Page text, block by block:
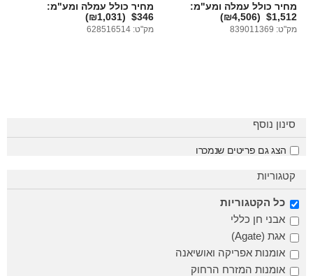
מחיר כולל עמלה ומע"מ:
$1,512
(₪4,506)
מק"ט: 839011369
מחיר כולל עמלה ומע"מ:
$346
(₪1,031)
מק"ט: 628516514
סינון נוסף
הצג גם פריטים שנמכרו
קטגוריות
כל הקטגוריות
אבני חן כללי
אגת (Agate)
אומנות אפריקה ואושיאנה
אומנות המזרח הרחוק